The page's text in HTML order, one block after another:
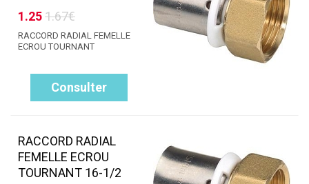
1.251.67€
RACCORD RADIAL FEMELLE
ECROU TOURNANT
Consulter
RACCORD RADIAL
FEMELLE ECROU
TOURNANT 16-1/2